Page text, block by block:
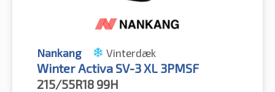
Nankang Vinterdæk
Winter Activa SV-3 XL 3PMSF
215/55R18 99H